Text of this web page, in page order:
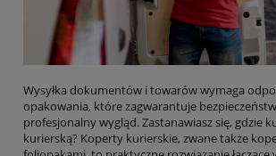
Wysyłka dokumentów i towarów wymaga
opakowania, które zagwarantuje
profesjonalny wygląd. Zastanawiasz się, gdzie
kurierską? Koperty kurierskie, zwane także